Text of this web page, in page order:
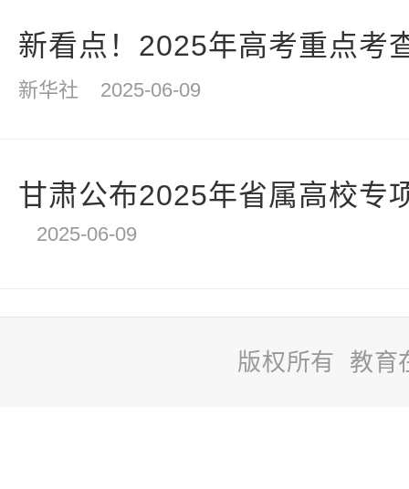
新看点！2025年高考重点考
新华社 2025-06-09
甘肃公布2025年省属高校专
2025-06-09
版权所有 教育